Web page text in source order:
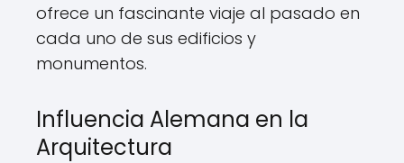
ofrece un fascinante viaje al pasado en
cada uno de sus edificios y
monumentos.
Influencia Alemana en la
Arquitectura